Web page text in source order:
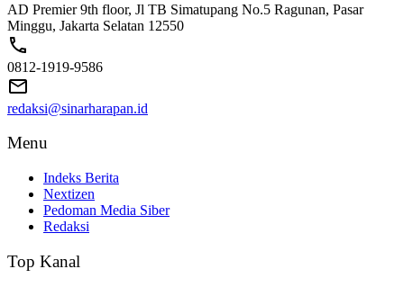
AD Premier 9th floor, Jl TB Simatupang No.5 Ragunan, Pasar
Minggu, Jakarta Selatan 12550
0812-1919-9586
redaksi@sinarharapan.id
Menu
Indeks Berita
Nextizen
Pedoman Media Siber
Redaksi
Top Kanal